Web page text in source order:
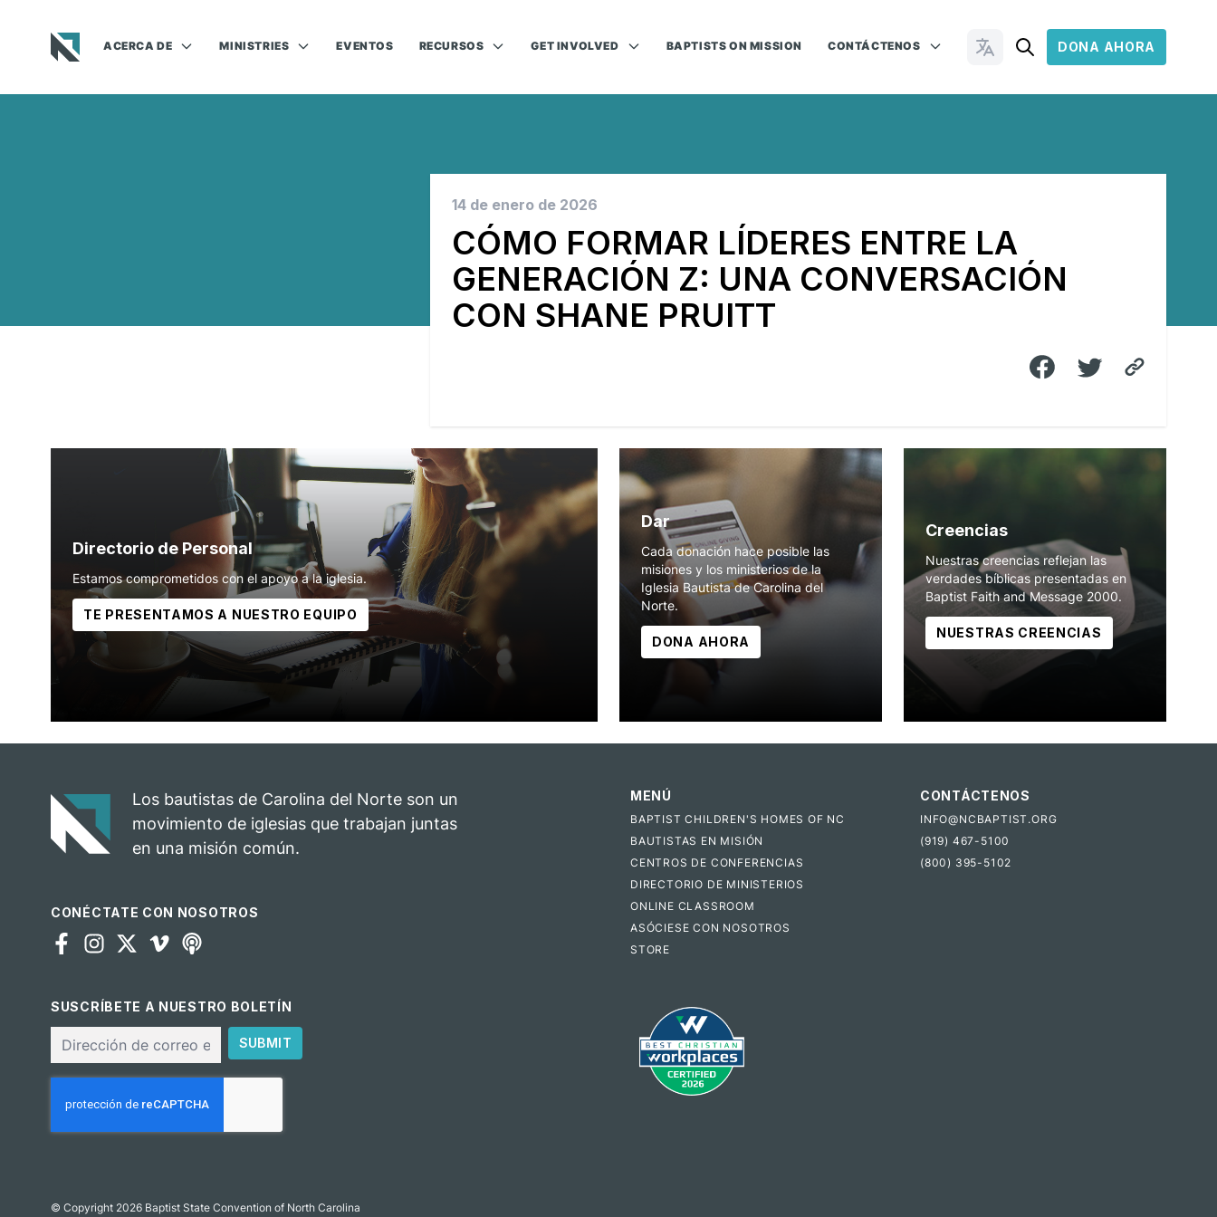
ACERCA DE MINISTRIES EVENTOS RECURSOS GET INVOLVED BAPTISTS ON MISSION CONTÁCTENOS Cambiar idiomaDONA AHORA
14 de enero de 2026
CÓMO FORMAR LÍDERES ENTRE LA
GENERACIÓN Z: UNA CONVERSACIÓN
CON SHANE PRUITT
Directorio de Personal
Estamos comprometidos con el apoyo a la iglesia.
TE PRESENTAMOS A NUESTRO EQUIPO
Dar
Cada donación hace posible las
misiones y los ministerios de la
Iglesia Bautista de Carolina del
Norte.
DONA AHORA
Creencias
Nuestras creencias reflejan las
verdades bíblicas presentadas en
Baptist Faith and Message 2000.
NUESTRAS CREENCIAS
Los bautistas de Carolina del Norte son un
movimiento de iglesias que trabajan juntas
en una misión común.
CONÉCTATE CON NOSOTROS
SUSCRÍBETE A NUESTRO BOLETÍN
electrónico
SUBMIT
MENÚ
BAPTIST CHILDREN'S HOMES OF NC
BAUTISTAS EN MISIÓN
CENTROS DE CONFERENCIAS
DIRECTORIO DE MINISTERIOS
ONLINE CLASSROOM
ASÓCIESE CON NOSOTROS
STORE
CONTÁCTENOS
INFO@NCBAPTIST.ORG
(919) 467-5100
(800) 395-5102
© Copyright 2026 Baptist State Convention of North Carolina